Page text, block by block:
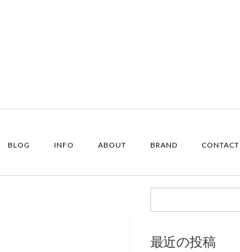
BLOG INFO ABOUT BRAND CONTACT
最近の投稿